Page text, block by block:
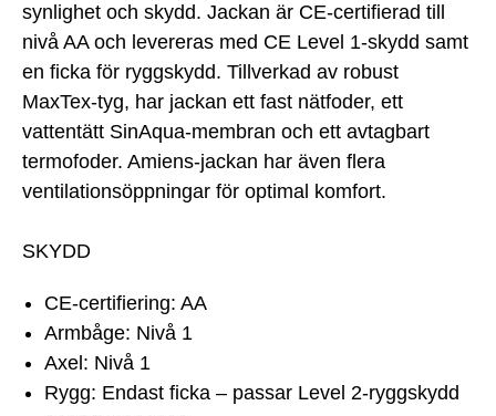
synlighet och skydd. Jackan är CE-certifierad till
nivå AA och levereras med CE Level 1-skydd samt
en ficka för ryggskydd. Tillverkad av robust
MaxTex-tyg, har jackan ett fast nätfoder, ett
vattentätt SinAqua-membran och ett avtagbart
termofoder. Amiens-jackan har även flera
ventilationsöppningar för optimal komfort.
SKYDD
CE-certifiering: AA
Armbåge: Nivå 1
Axel: Nivå 1
Rygg: Endast ficka – passar Level 2-ryggskydd